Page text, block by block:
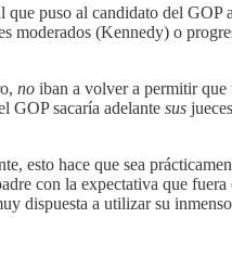
puso al candidato del GOP
moderados (Kennedy) o
no iban a volver a permitir que
GOP sacaría adelante sus
esto hace que sea
con la expectativa que fuera
dispuesta a utilizar su